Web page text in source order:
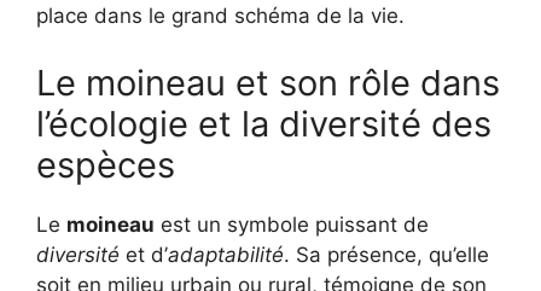
place dans le grand schéma de la vie.
Le moineau et son rôle dans
l’écologie et la diversité des
espèces
Le moineau est un symbole puissant de
diversité et d’adaptabilité. Sa présence, qu’elle
soit en milieu urbain ou rural, témoigne de son